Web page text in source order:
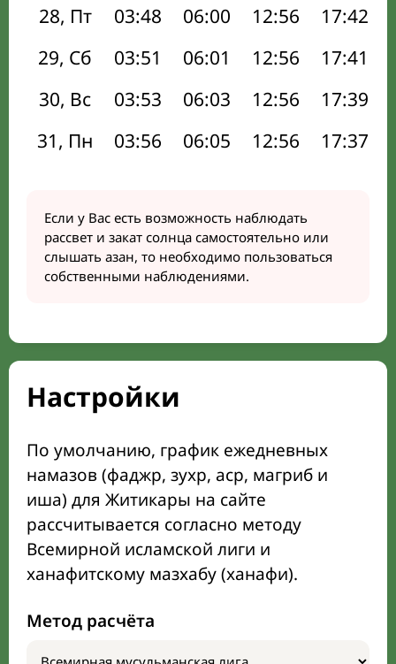
28, Пт
03:48 06:00 12:56 17:42
29, Сб
03:51 06:01 12:56 17:41
30, Вс
03:53 06:03 12:56 17:39
31, Пн
03:56 06:05 12:56 17:37
Если у Вас есть возможность наблюдать
рассвет и закат солнца самостоятельно или
слышать азан, то необходимо пользоваться
собственными наблюдениями.
Настройки
По умолчанию, график ежедневных
намазов (фаджр, зухр, аср, магриб и
иша) для Житикары на сайте
рассчитывается согласно методу
Всемирной исламской лиги и
ханафитскому мазхабу (ханафи).
Метод расчёта